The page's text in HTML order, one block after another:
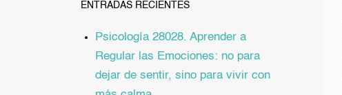
ENTRADAS RECIENTES
Psicología 28028. Aprender a
Regular las Emociones: no para
dejar de sentir, sino para vivir con